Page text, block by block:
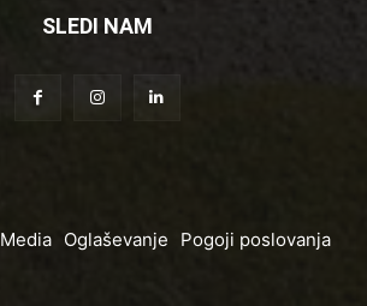
SLEDI NAM
Media Oglaševanje Pogoji poslovanja